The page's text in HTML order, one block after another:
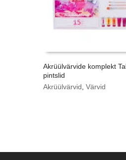
Akrüülvärvide komplekt
pintslid
Akrüülvärvid Värvid